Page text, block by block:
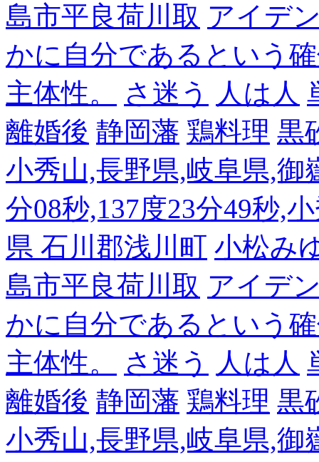
島市平良荷川取 アイデ
かに自分であるという
主体性。
さ迷う 人は人
離婚後 静岡藩 鶏料理 黒
小秀山,長野県,岐阜県,御
分08秒,137度23分49秒,
県 石川郡浅川町 小松み
島市平良荷川取 アイデ
かに自分であるという
主体性。
さ迷う 人は人
離婚後 静岡藩 鶏料理 黒
小秀山,長野県,岐阜県,御